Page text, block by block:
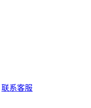
联系客服